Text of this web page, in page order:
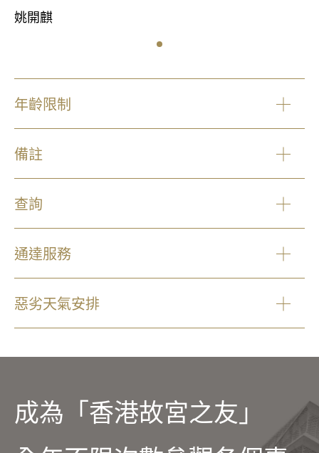
姚開麒
年齡限制
備註
查詢
通達服務
惡劣天氣安排
成為「香港故宮之友」